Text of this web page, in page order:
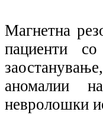
Магнетна
пациенти
аномалии
невролошки